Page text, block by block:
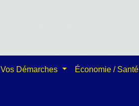
Vos Démarches Économie / Santé